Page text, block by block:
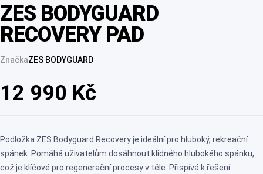
ZES BODYGUARD
RECOVERY PAD
ZnačkaZES BODYGUARD
12 990 Kč
Podložka ZES Bodyguard Recovery je ideální pro hluboký, rekreační
spánek. Pomáhá uživatelům dosáhnout klidného hlubokého spánku,
což je klíčové pro regenerační procesy v těle. Přispívá k řešení